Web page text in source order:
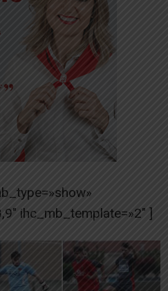
ihc_mb_template=»2″ ]